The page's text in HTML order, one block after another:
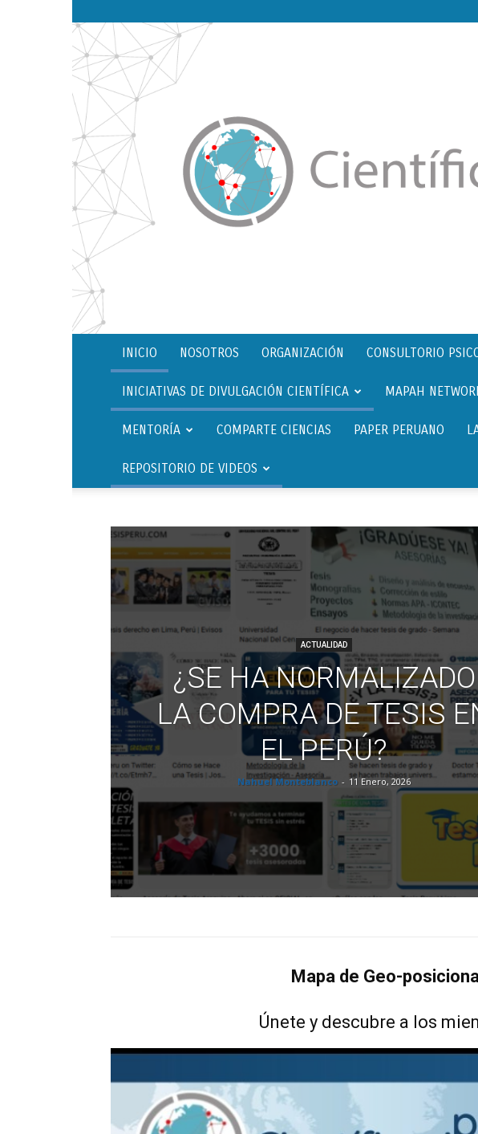
INICIO NOSOTROS ORGANIZACIÓN CONSULTORIO
INICIATIVAS DE DIVULGACIÓN CIENTÍFICA MAPAH
MENTORÍA COMPARTE CIENCIAS PAPER PERUANO
REPOSITORIO DE VIDEOS
ACTUALIDAD
¿SE HA NORMALIZADO
LA COMPRA DE TESIS
EL PERÚ?
Nahuel Monteblanco - 11 Enero, 2026
Mapa de Geo-
Únete y descubre a los